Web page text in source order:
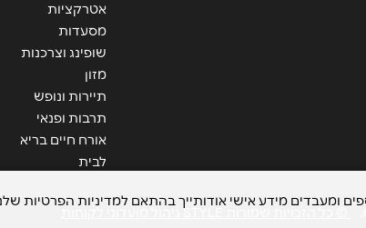
אטרקציות
מסעדות
שופינג וצרכנות
מזון
תיירות ונופש
תרבות ופנאי
אורח חיים בריא
לבית
ומעבדים מידע אישי אודותייך בהתאם למדיניות